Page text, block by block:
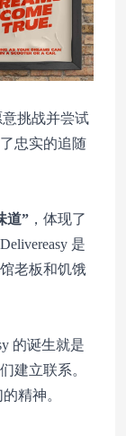
意挑战并尝试
忠实的追随
道” ，体现了
是
老板和饥饿
的诞生就是
建立联系。
精神。